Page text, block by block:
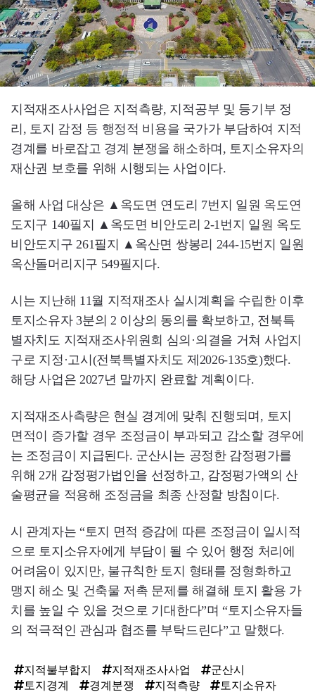
지적재조사사업은 지적측량, 지적공부 및 등기부 정
리, 토지 감정 등 행정적 비용을 국가가 부담하여 지적
경계를 바로잡고 경계 분쟁을 해소하며, 토지소유자의
재산권 보호를 위해 시행되는 사업이다.
올해 사업 대상은 ▲옥도면 연도리 7번지 일원 옥도연
도지구 140필지 ▲옥도면 비안도리 2-1번지 일원 옥도
비안도지구 261필지 ▲옥산면 쌍봉리 244-15번지 일원
옥산돌머리지구 549필지다.
시는 지난해 11월 지적재조사 실시계획을 수립한 이후
토지소유자 3분의 2 이상의 동의를 확보하고, 전북특
별자치도 지적재조사위원회 심의·의결을 거쳐 사업지
구로 지정·고시(전북특별자치도 제2026-135호)했다.
해당 사업은 2027년 말까지 완료할 계획이다.
지적재조사측량은 현실 경계에 맞춰 진행되며, 토지
면적이 증가할 경우 조정금이 부과되고 감소할 경우에
는 조정금이 지급된다. 군산시는 공정한 감정평가를
위해 2개 감정평가법인을 선정하고, 감정평가액의 산
술평균을 적용해 조정금을 최종 산정할 방침이다.
시 관계자는 “토지 면적 증감에 따른 조정금이 일시적
으로 토지소유자에게 부담이 될 수 있어 행정 처리에
어려움이 있지만, 불규칙한 토지 형태를 정형화하고
맹지 해소 및 건축물 저촉 문제를 해결해 토지 활용 가
치를 높일 수 있을 것으로 기대한다”며 “토지소유자들
의 적극적인 관심과 협조를 부탁드린다”고 말했다.
지적불부합지 지적재조사사업
군산시
토지경계
경계분쟁 지적측량
토지소유자